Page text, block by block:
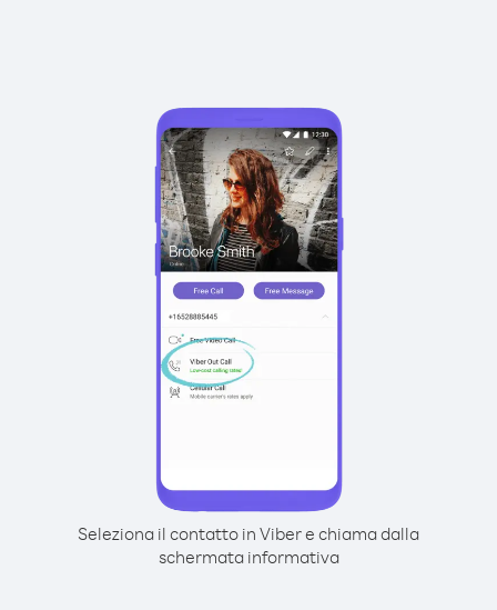
Seleziona il contatto in Viber e chiama dalla
schermata informativa